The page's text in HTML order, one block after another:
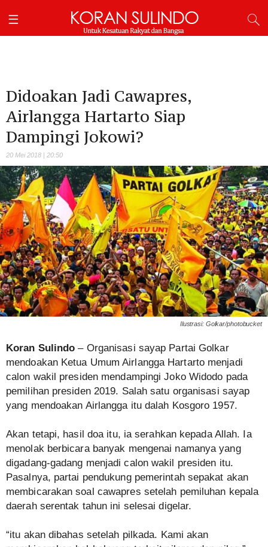
Didoakan Jadi Cawapres,
Airlangga Hartarto Siap
Dampingi Jokowi?
20 Mei 2018 | 20:50
Ilustrasi: Golkar/photobucket
Koran Sulindo – Organisasi sayap Partai Golkar
mendoakan Ketua Umum Airlangga Hartarto menjadi
calon wakil presiden mendampingi Joko Widodo pada
pemilihan presiden 2019. Salah satu organisasi sayap
yang mendoakan Airlangga itu dalah Kosgoro 1957.
Akan tetapi, hasil doa itu, ia serahkan kepada Allah. Ia
menolak berbicara banyak mengenai namanya yang
digadang-gadang menjadi calon wakil presiden itu.
Pasalnya, partai pendukung pemerintah sepakat akan
membicarakan soal cawapres setelah pemiluhan kepala
daerah serentak tahun ini selesai digelar.
“itu akan dibahas setelah pilkada. Kami akan